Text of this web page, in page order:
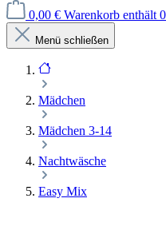
0,00 € Warenkorb enthält
Menü schließen
Mädchen
Mädchen 3-14
Nachtwäsche
Easy Mix